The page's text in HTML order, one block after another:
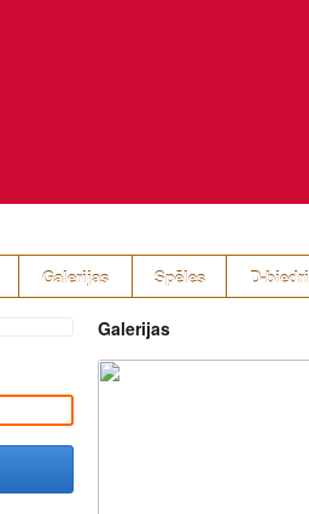
Galerijas Spēles D-biedri
Galerijas